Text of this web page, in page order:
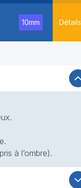
10mm Détails
à l’ombre).